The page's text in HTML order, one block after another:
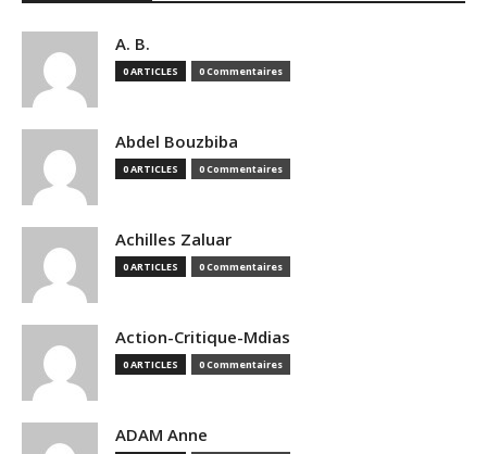
A. B.
0 ARTICLES 0 Commentaires
Abdel Bouzbiba
0 ARTICLES 0 Commentaires
Achilles Zaluar
0 ARTICLES 0 Commentaires
Action-Critique-Mdias
0 ARTICLES 0 Commentaires
ADAM Anne